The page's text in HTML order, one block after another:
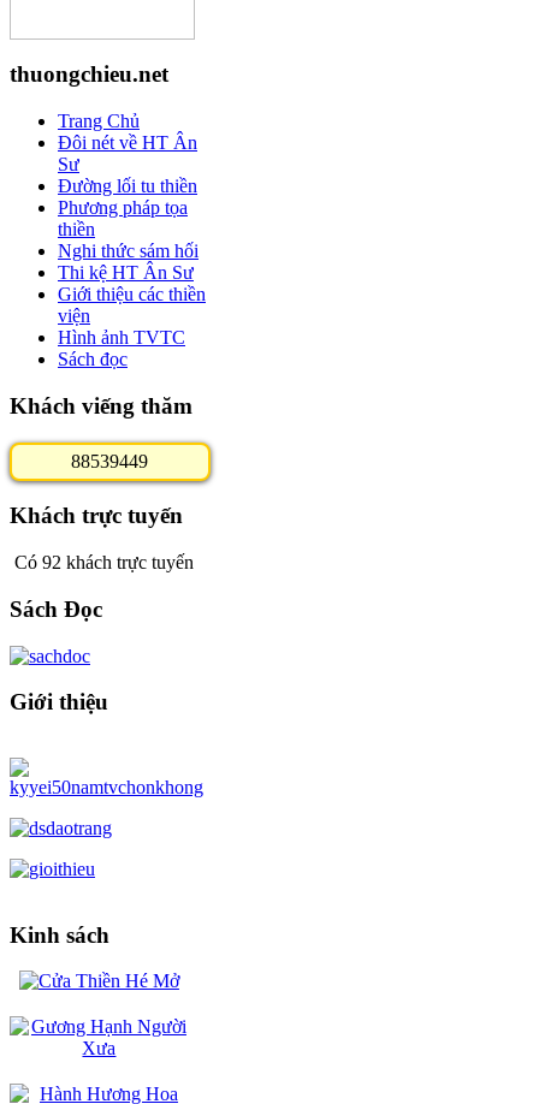
thuongchieu.net
Trang Chủ
Đôi nét về HT Ân
Sư
Đường lối tu thiền
Phương pháp tọa
thiền
Nghi thức sám hối
Thi kệ HT Ân Sư
Giới thiệu các thiền
viện
Hình ảnh TVTC
Sách đọc
Khách viếng thăm
88539449
Khách trực tuyến
Có 92 khách trực tuyến
Sách Đọc
Giới thiệu
Kinh sách